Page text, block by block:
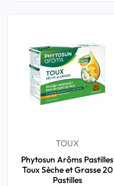
TOUX
Phytosun Arôms Pastilles
Toux Sèche et Grasse 20
Pastilles